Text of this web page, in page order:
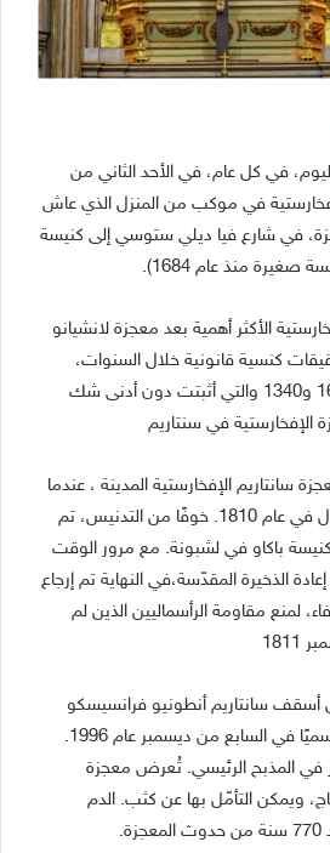
في كل عام، في الأحد الثاني من
في موكب من المنزل الذي عاش
في شارع فيا ديلي ستوسي إلى كنيسة
صغيرة منذ عام 1684).
الأكثر أهمية بعد معجزة لانشيانو
كنسية قانونية خلال السنوات،
أهمّها تحقيقات عامي 1612 و1340 والتي أثبتت دون أدنى شك
في سنتاريم
سانتاريم الإفخارستية المدينة ، عندما
غزت قوات نابليون البرتغال في عام 1810. خوفًا من التدنيس، تم
باكاو في لشبونة. مع مرور الوقت
الذخيرة المقدّسة،في النهاية تم إرجاع
لمنع مقاومة الرأسماليين الذين لم
أسقف سانتاريم أنطونيو فرانسيسكو
ماركيز، الذي فتح أبوابها رسميًا في السابع من ديسمبر عام 1996.
المذبح الرئيسي. تُعرض معجزة
ويمكن التأمّل بها عن كثب. الدم